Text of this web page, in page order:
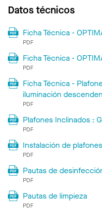
Datos técnicos
Ficha Técnica -
PDF
Ficha Técnica -
PDF
Ficha Técnica -
iluminación
PDF
Plafones Inclinados :
PDF
Instalación de
PDF
Pautas de
PDF
Pautas de limpieza
PDF